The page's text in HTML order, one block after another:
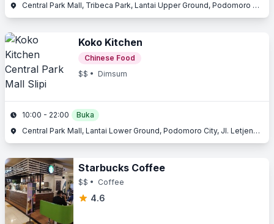
Central Park Mall, Tribeca Park, Lantai Upper Ground, Podomoro City, Jl. Letjend. S. Parman Kav. 28, Slipi, Jakarta Barat, Jakarta
Koko Kitchen
Chinese Food
$$ • Dimsum
10:00 - 22:00
Buka
Central Park Mall, Lantai Lower Ground, Podomoro City, Jl. Letjend. S. Parman Kav. 28, Slipi, Jakarta Barat
Starbucks Coffee
$$ • Coffee
4.6